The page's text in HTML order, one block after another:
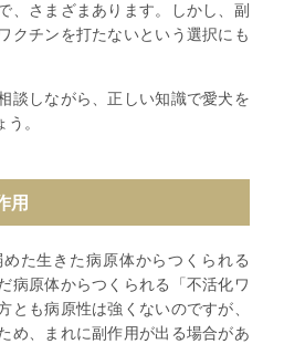
、さまざまあります。しかし、副
クチンを打たないという選択にも
談しながら、正しい知識で愛犬を
。
用
た生きた病原体からつくられる
病原体からつくられる「不活化ワ
とも病原性は強くないのですが、
め、まれに副作用が出る場合があ